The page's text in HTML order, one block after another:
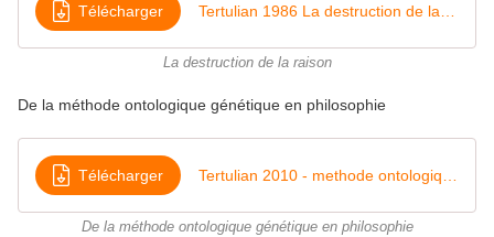
Télécharger
La destruction de la raison
De la méthode ontologique génétique en philosophie
Télécharger
De la méthode ontologique génétique en philosophie